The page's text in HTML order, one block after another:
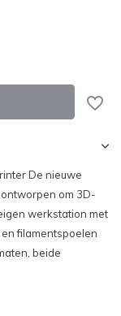
De nieuwe
om 3D-
werkstation met
filamentspoelen
beide